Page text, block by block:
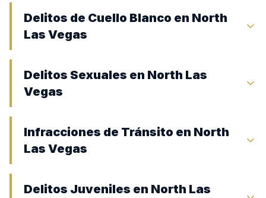
Delitos de Cuello Blanco en North
Las Vegas
Delitos Sexuales en North Las
Vegas
Infracciones de Tránsito en North
Las Vegas
Delitos Juveniles en North Las